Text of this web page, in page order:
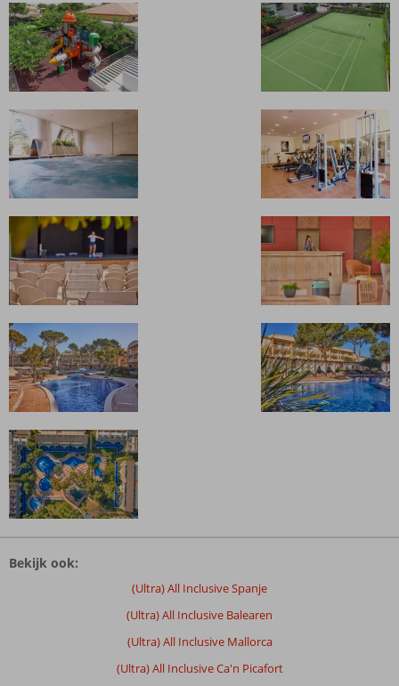
zijn
Bekijk ook:
(Ultra) All Inclusive Spanje
(Ultra) All Inclusive Balearen
(Ultra) All Inclusive Mallorca
(Ultra) All Inclusive Ca'n Picafort